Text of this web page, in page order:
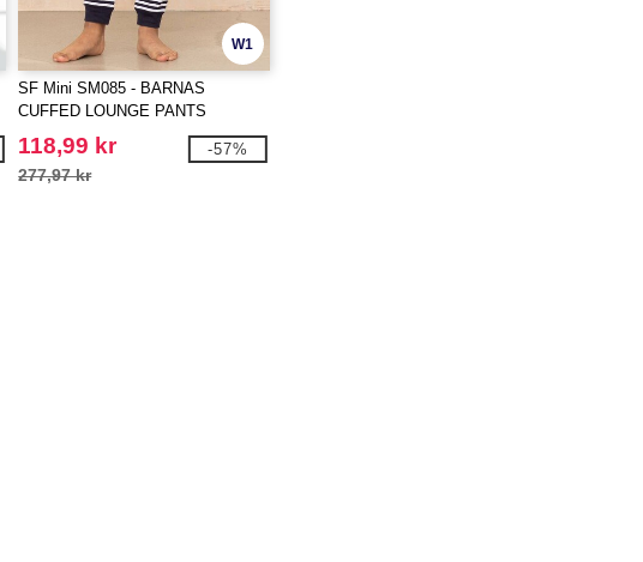
W1
SF Mini SM085 - BARNAS
CUFFED LOUNGE PANTS
118,99 kr
277,97 kr
-57%